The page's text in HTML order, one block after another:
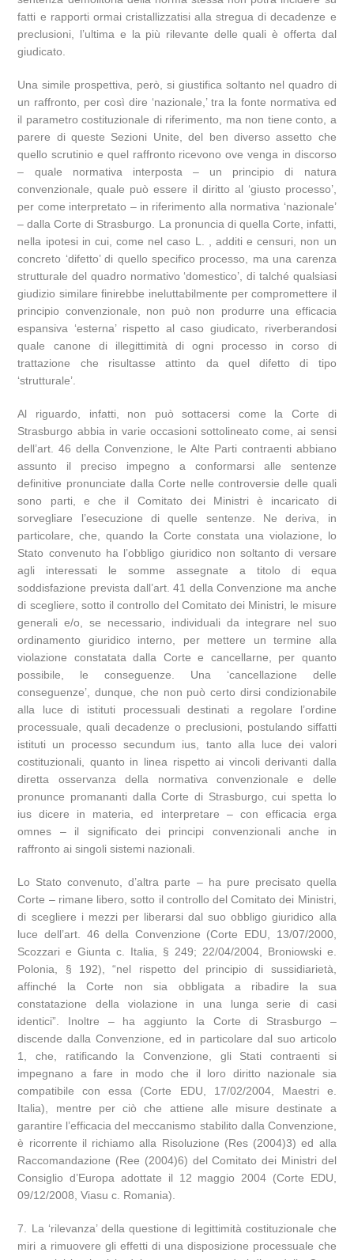
fatti e rapporti ormai cristallizzatisi alla stregua di decadenze e
preclusioni, l’ultima e la più rilevante delle quali è offerta dal
giudicato.
Una simile prospettiva, però, si giustifica soltanto nel quadro di
un raffronto, per così dire ‘nazionale,’ tra la fonte normativa ed
il parametro costituzionale di riferimento, ma non tiene conto, a
parere di queste Sezioni Unite, del ben diverso assetto che
quello scrutinio e quel raffronto ricevono ove venga in discorso
– quale normativa interposta – un principio di natura
convenzionale, quale può essere il diritto al ‘giusto processo’,
per come interpretato – in riferimento alla normativa ‘nazionale’
– dalla Corte di Strasburgo. La pronuncia di quella Corte, infatti,
nella ipotesi in cui, come nel caso L. , additi e censuri, non un
concreto ‘difetto’ di quello specifico processo, ma una carenza
strutturale del quadro normativo ‘domestico’, di talché qualsiasi
giudizio similare finirebbe ineluttabilmente per compromettere il
principio convenzionale, non può non produrre una efficacia
espansiva ‘esterna’ rispetto al caso giudicato, riverberandosi
quale canone di illegittimità di ogni processo in corso di
trattazione che risultasse attinto da quel difetto di tipo
‘strutturale’.
Al riguardo, infatti, non può sottacersi come la Corte di
Strasburgo abbia in varie occasioni sottolineato come, ai sensi
dell’art. 46 della Convenzione, le Alte Parti contraenti abbiano
assunto il preciso impegno a conformarsi alle sentenze
definitive pronunciate dalla Corte nelle controversie delle quali
sono parti, e che il Comitato dei Ministri è incaricato di
sorvegliare l’esecuzione di quelle sentenze. Ne deriva, in
particolare, che, quando la Corte constata una violazione, lo
Stato convenuto ha l’obbligo giuridico non soltanto di versare
agli interessati le somme assegnate a titolo di equa
soddisfazione prevista dall’art. 41 della Convenzione ma anche
di scegliere, sotto il controllo del Comitato dei Ministri, le misure
generali e/o, se necessario, individuali da integrare nel suo
ordinamento giuridico interno, per mettere un termine alla
violazione constatata dalla Corte e cancellarne, per quanto
possibile, le conseguenze. Una ‘cancellazione delle
conseguenze’, dunque, che non può certo dirsi condizionabile
alla luce di istituti processuali destinati a regolare l’ordine
processuale, quali decadenze o preclusioni, postulando siffatti
istituti un processo secundum ius, tanto alla luce dei valori
costituzionali, quanto in linea rispetto ai vincoli derivanti dalla
diretta osservanza della normativa convenzionale e delle
pronunce promananti dalla Corte di Strasburgo, cui spetta lo
ius dicere in materia, ed interpretare – con efficacia erga
omnes – il significato dei principi convenzionali anche in
raffronto ai singoli sistemi nazionali.
Lo Stato convenuto, d’altra parte – ha pure precisato quella
Corte – rimane libero, sotto il controllo del Comitato dei Ministri,
di scegliere i mezzi per liberarsi dal suo obbligo giuridico alla
luce dell’art. 46 della Convenzione (Corte EDU, 13/07/2000,
Scozzari e Giunta c. Italia, § 249; 22/04/2004, Broniowski e.
Polonia, § 192), “nel rispetto del principio di sussidiarietà,
affinché la Corte non sia obbligata a ribadire la sua
constatazione della violazione in una lunga serie di casi
identici”. Inoltre – ha aggiunto la Corte di Strasburgo –
discende dalla Convenzione, ed in particolare dal suo articolo
1, che, ratificando la Convenzione, gli Stati contraenti si
impegnano a fare in modo che il loro diritto nazionale sia
compatibile con essa (Corte EDU, 17/02/2004, Maestri e.
Italia), mentre per ciò che attiene alle misure destinate a
garantire l’efficacia del meccanismo stabilito dalla Convenzione,
è ricorrente il richiamo alla Risoluzione (Res (2004)3) ed alla
Raccomandazione (Ree (2004)6) del Comitato dei Ministri del
Consiglio d’Europa adottate il 12 maggio 2004 (Corte EDU,
09/12/2008, Viasu c. Romania).
7. La ‘rilevanza’ della questione di legittimità costituzionale che
miri a rimuovere gli effetti di una disposizione processuale che